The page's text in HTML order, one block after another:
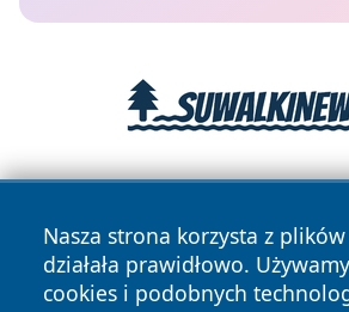
Nasza strona korzysta z
działała prawidłowo.
cookies i podobnych